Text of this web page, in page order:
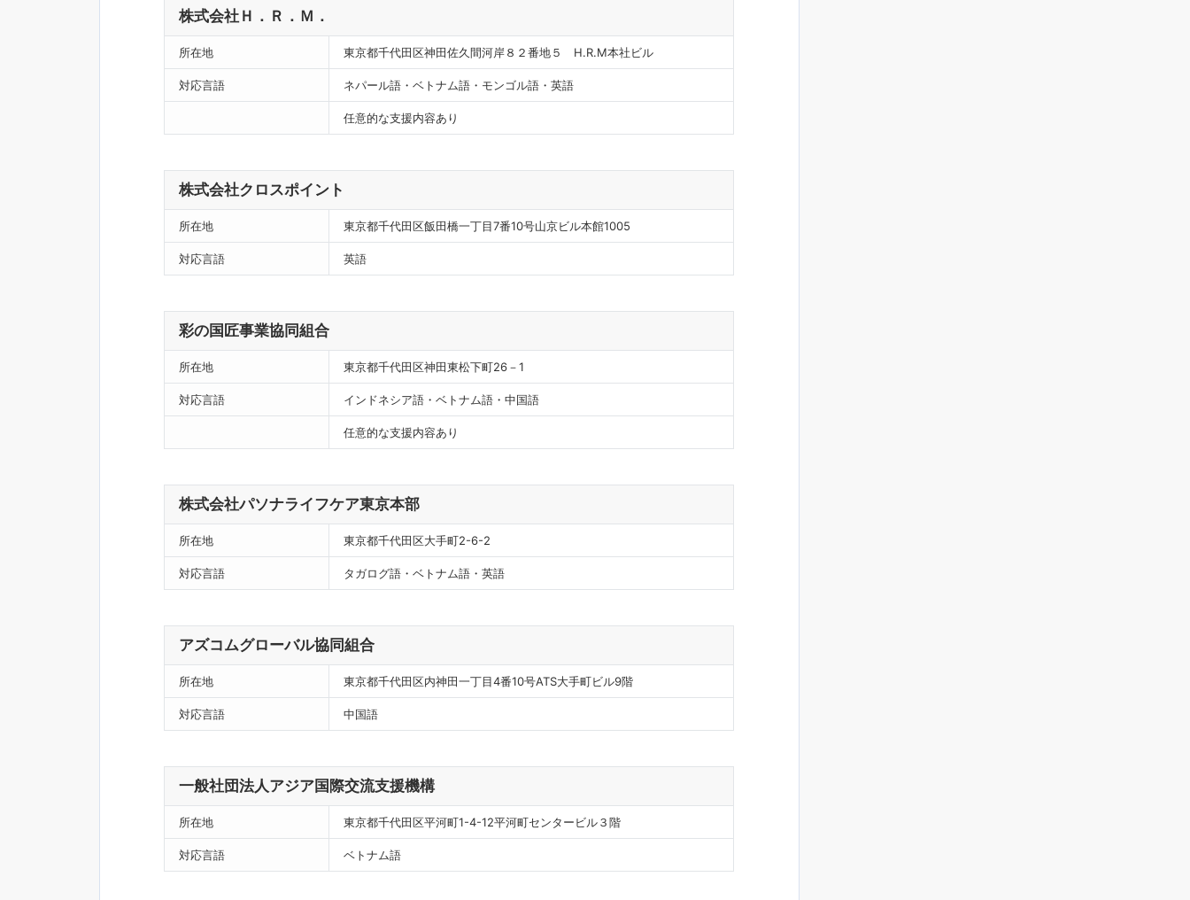
株式会社Ｈ．Ｒ．Ｍ．
所在地 東京都千代田区神田佐久間河岸８２番地５ H.R.M本社ビル
対応言語 ネパール語・ベトナム語・モンゴル語・英語
任意的な支援内容あり
株式会社クロスポイント
所在地 東京都千代田区飯田橋一丁目7番10号山京ビル本館1005
対応言語 英語
彩の国匠事業協同組合
所在地 東京都千代田区神田東松下町26－1
対応言語 インドネシア語・ベトナム語・中国語
任意的な支援内容あり
株式会社パソナライフケア東京本部
所在地 東京都千代田区大手町2-6-2
対応言語 タガログ語・ベトナム語・英語
アズコムグローバル協同組合
所在地 東京都千代田区内神田一丁目4番10号ATS大手町ビル9階
対応言語 中国語
一般社団法人アジア国際交流支援機構
所在地 東京都千代田区平河町1-4-12平河町センタービル３階
対応言語 ベトナム語